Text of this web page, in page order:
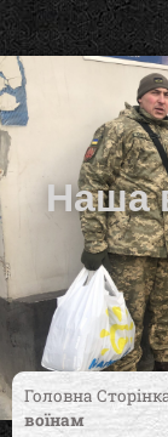
Наша
Головна
воїнам